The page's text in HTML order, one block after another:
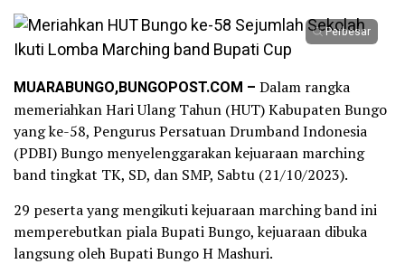
Perbesar
MUARABUNGO,BUNGOPOST.COM – Dalam rangka
memeriahkan Hari Ulang Tahun (HUT) Kabupaten Bungo
yang ke-58, Pengurus Persatuan Drumband Indonesia
(PDBI) Bungo menyelenggarakan kejuaraan marching
band tingkat TK, SD, dan SMP, Sabtu (21/10/2023).
29 peserta yang mengikuti kejuaraan marching band ini
memperebutkan piala Bupati Bungo, kejuaraan dibuka
langsung oleh Bupati Bungo H Mashuri.